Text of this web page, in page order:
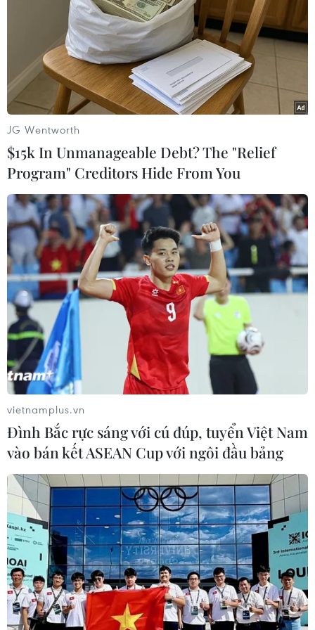
người khác đã được cứu sống.
Hàng chục người di cư thiệt mạng và mất
tích ngoài khơi Djibouti
05/10/2020 06:37
Những người di cư đang mạo hiểm mạng sống khi rời
khỏi Yemen để đến Djibouti khi phải đối mặt với sự bóc
lột của những kẻ buôn người hay thậm chí phải nhận
một kết cục bi thảm.
JG Wentworth
$15k In Unmanageable Debt? The "Relief
Program" Creditors Hide From You
vietnamplus.vn
Đình Bắc rực sáng với cú đúp, tuyển Việt Nam
vào bán kết ASEAN Cup với ngôi đầu bảng